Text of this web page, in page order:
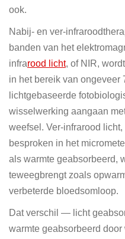
ook.
Nabij- en ver-
banden van het
infrarood licht, of NIR,
in het bereik van ongeveer
lichtgebaseerde
wisselwerking aangaan
weefsel. Ver-infrarood
besproken in het
als warmte geabsorbeerd,
teweegbrengt zoals
verbeterde bloedsomloop.
Dat verschil — licht
warmte geabsorbeerd